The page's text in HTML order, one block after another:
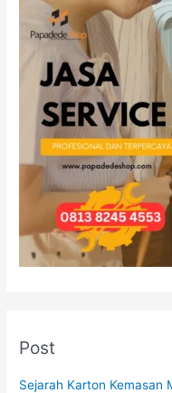
Post
Sejarah Karton Kemasan